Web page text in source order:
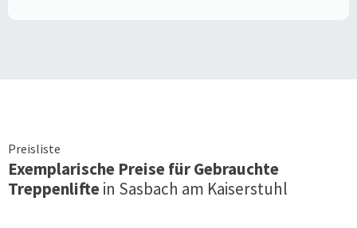
Preisliste
Exemplarische Preise für Gebrauchte
Treppenliftein Sasbach am Kaiserstuhl